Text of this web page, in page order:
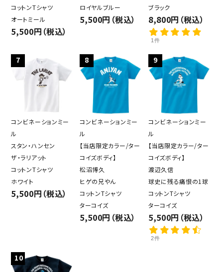
キーワード
カテゴリー
コットンTシャツ
オートミール
5,500円（税込）
ロイヤルブルー
5,500円（税込）
ブラック
8,800円（税込）
1件
7
コンビネーションミー
ル
スタン・ハンセン
ザ・ラリアット
コットンTシャツ
ホワイト
5,500円（税込）
8
コンビネーションミー
ル
【当店限定カラー/ター
コイズボディ】
松沼博久
ヒゲの兄やん
コットンTシャツ
ターコイズ
5,500円（税込）
9
コンビネーションミー
ル
【当店限定カラー/ター
コイズボディ】
渡辺久信
球史に残る痛恨の1球
コットンTシャツ
ターコイズ
5,500円（税込）
2件
10